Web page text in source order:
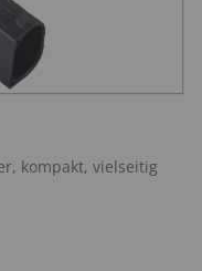
kompakt, vielseitig